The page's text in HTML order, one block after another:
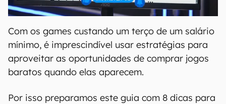
Com os games custando um terço de um salário
mínimo, é imprescindível usar estratégias para
aproveitar as oportunidades de comprar jogos
baratos quando elas aparecem.
Por isso preparamos este guia com 8 dicas para